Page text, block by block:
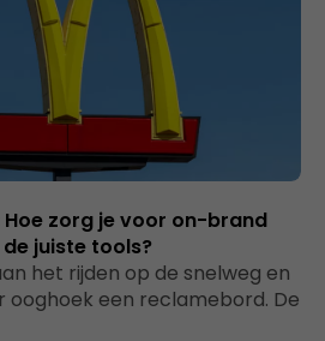
zorg je voor on-brand
juiste tools?
het rijden op de snelweg en
ooghoek een reclamebord. De